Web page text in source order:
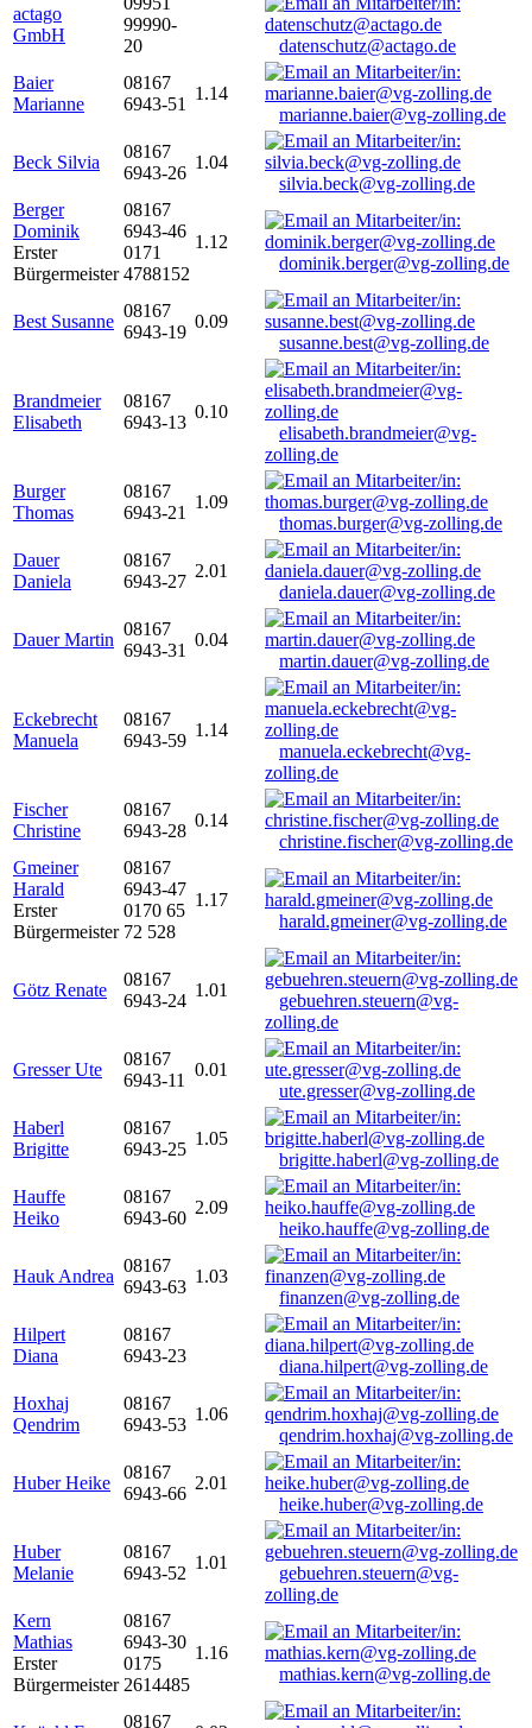
actago
GmbH
99990-
20
datenschutz@actago.de
Baier
Marianne
08167
6943-51
1.14
marianne.baier@vg-zolling.de
Beck Silvia
08167
6943-26
1.04
silvia.beck@vg-zolling.de
Berger
Dominik
Erster
Bürgermeister
08167
6943-46
0171
4788152
1.12
dominik.berger@vg-zolling.de
Best Susanne
08167
6943-19
0.09
susanne.best@vg-zolling.de
Brandmeier
Elisabeth
08167
6943-13
0.10
elisabeth.brandmeier@vg-
zolling.de
Burger
Thomas
08167
6943-21
1.09
thomas.burger@vg-zolling.de
Dauer
Daniela
08167
6943-27
2.01
daniela.dauer@vg-zolling.de
Dauer Martin
08167
6943-31
0.04
martin.dauer@vg-zolling.de
Eckebrecht
Manuela
08167
6943-59
1.14
manuela.eckebrecht@vg-
zolling.de
Fischer
Christine
08167
6943-28
0.14
christine.fischer@vg-zolling.de
Gmeiner
Harald
Erster
Bürgermeister
08167
6943-47
0170 65
72 528
1.17
harald.gmeiner@vg-zolling.de
Götz Renate
08167
6943-24
1.01
gebuehren.steuern@vg-
zolling.de
Gresser Ute
08167
6943-11
0.01
ute.gresser@vg-zolling.de
Haberl
Brigitte
08167
6943-25
1.05
brigitte.haberl@vg-zolling.de
Hauffe
Heiko
08167
6943-60
2.09
heiko.hauffe@vg-zolling.de
Hauk Andrea
08167
6943-63
1.03
finanzen@vg-zolling.de
Hilpert
Diana
08167
6943-23
diana.hilpert@vg-zolling.de
Hoxhaj
Qendrim
08167
6943-53
1.06
qendrim.hoxhaj@vg-zolling.de
Huber Heike
08167
6943-66
2.01
heike.huber@vg-zolling.de
Huber
Melanie
08167
6943-52
1.01
gebuehren.steuern@vg-
zolling.de
Kern
Mathias
Erster
Bürgermeister
08167
6943-30
0175
2614485
1.16
mathias.kern@vg-zolling.de
08167